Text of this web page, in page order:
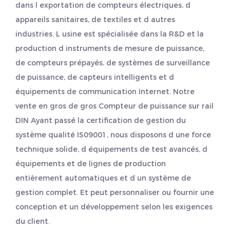
dans l exportation de compteurs électriques, d
appareils sanitaires, de textiles et d autres
industries. L usine est spécialisée dans la R&D et la
production d instruments de mesure de puissance,
de compteurs prépayés, de systèmes de surveillance
de puissance, de capteurs intelligents et d
équipements de communication Internet. Notre
vente en gros de gros Compteur de puissance sur rail
DIN Ayant passé la certification de gestion du
système qualité IS09001, nous disposons d une force
technique solide, d équipements de test avancés, d
équipements et de lignes de production
entièrement automatiques et d un système de
gestion complet. Et peut personnaliser ou fournir une
conception et un développement selon les exigences
du client.